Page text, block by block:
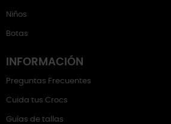
Niños
Botas
INFORMACIÓN
Preguntas Frecuentes
Cuida tus Crocs
Guías de tallas